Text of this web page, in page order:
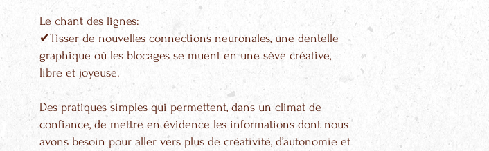
Le chant des lignes:
✔Tisser de nouvelles connections neuronales, une dentelle
graphique où les blocages se muent en une sève créative,
libre et joyeuse.
Des pratiques simples qui permettent, dans un climat de
confiance, de mettre en évidence les informations dont nous
avons besoin pour aller vers plus de créativité, d’autonomie et